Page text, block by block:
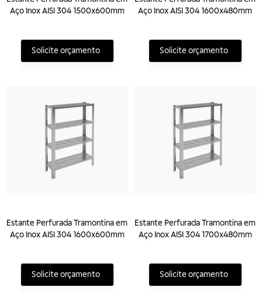
Aço Inox AISI 304 1500x600mm
Solicite orçamento
Aço Inox AISI 304 1600x480mm
Solicite orçamento
Estante Perfurada Tramontina em
Aço Inox AISI 304 1600x600mm
Solicite orçamento
Estante Perfurada Tramontina em
Aço Inox AISI 304 1700x480mm
Solicite orçamento